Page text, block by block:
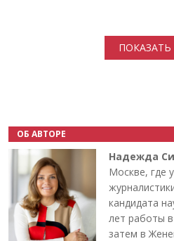
ОБ АВТОРЕ
Надежда
Москве, где
кандидата
лет работы
затем в